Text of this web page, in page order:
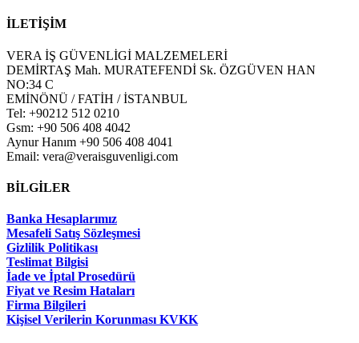
İLETİŞİM
VERA İŞ GÜVENLİGİ MALZEMELERİ
DEMİRTAŞ Mah. MURATEFENDİ Sk. ÖZGÜVEN HAN
NO:34 C
EMİNÖNÜ / FATİH / İSTANBUL
Tel: +90212 512 0210
Gsm: +90 506 408 4042
Aynur Hanım +90 506 408 4041
Email: vera@veraisguvenligi.com
BİLGİLER
Banka Hesaplarımız
Mesafeli Satış Sözleşmesi
Gizlilik Politikası
Teslimat Bilgisi
İade ve İptal Prosedürü
Fiyat ve Resim Hataları
Firma Bilgileri
Kişisel Verilerin Korunması KVKK